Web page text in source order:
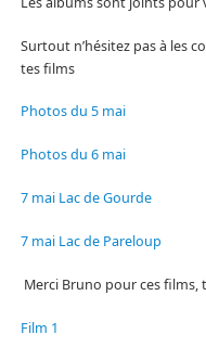
Surtout n’hésitez pas à les
tes films
Photos du 5 mai
Photos du 6 mai
7 mai Lac de Gourde
7 mai Lac de Pareloup
Merci Bruno pour ces films,
Film 1